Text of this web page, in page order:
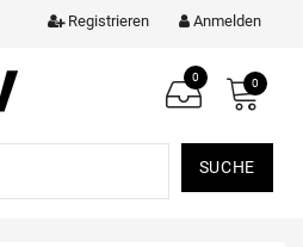
Anmelden
Registrieren
SUCHE
0 0